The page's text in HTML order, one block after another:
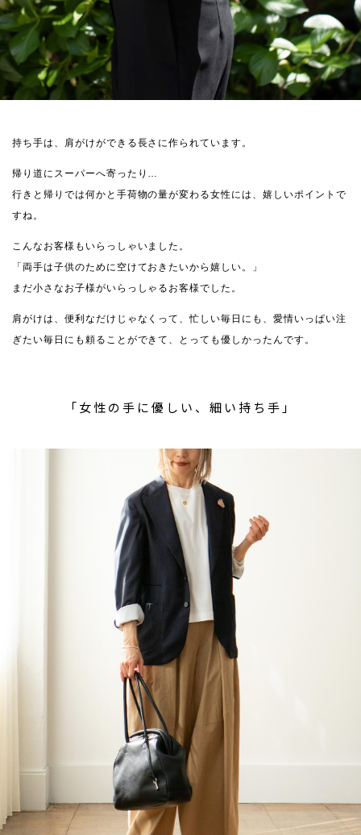
持ち手は、肩がけができる長さに作られています。
帰り道にスーパーへ寄ったり…
行きと帰りでは何かと手荷物の量が変わる女性には、嬉しいポイントで
すね。
こんなお客様もいらっしゃいました。
「両手は子供のために空けておきたいから嬉しい。」
まだ小さなお子様がいらっしゃるお客様でした。
肩がけは、便利なだけじゃなくって、忙しい毎日にも、愛情いっぱい注
ぎたい毎日にも頼ることができて、とっても優しかったんです。
「女性の手に優しい、細い持ち手」